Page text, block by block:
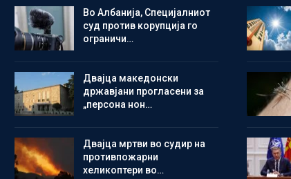
Во Албанија, Специјалниот
суд против корупција го
ограничи…
Двајца македонски
државјани прогласени за
„персона нон…
Двајца мртви во судир на
противпожарни
хеликоптери во…